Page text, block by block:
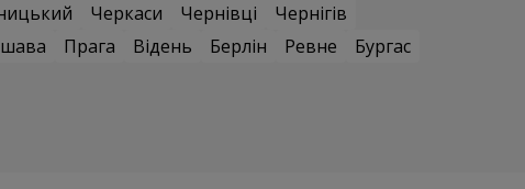
Черкаси Чернівці
Чернігів
Прага Відень Берлін Ревне
Бургас